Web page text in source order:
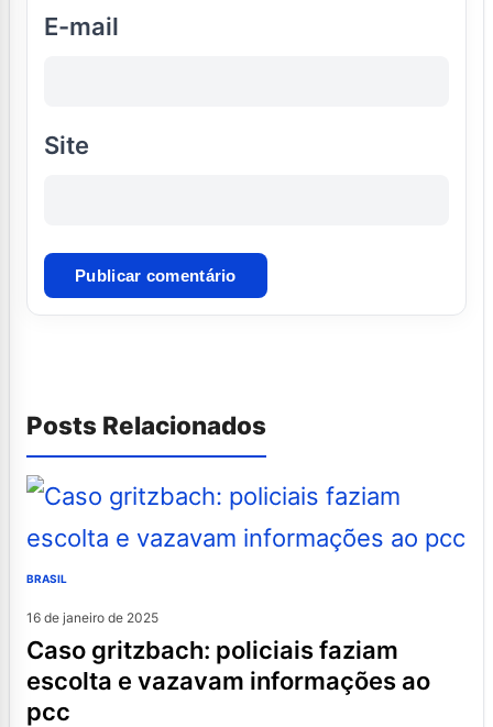
E-mail
Site
Posts Relacionados
BRASIL
16 de janeiro de 2025
caso gritzbach: policiais faziam
escolta e vazavam informações ao
pcc